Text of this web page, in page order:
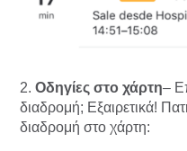
2. Οδηγίες στο χάρτη–
διαδρομή; Εξαιρετικά!
διαδρομή στο χάρτη: